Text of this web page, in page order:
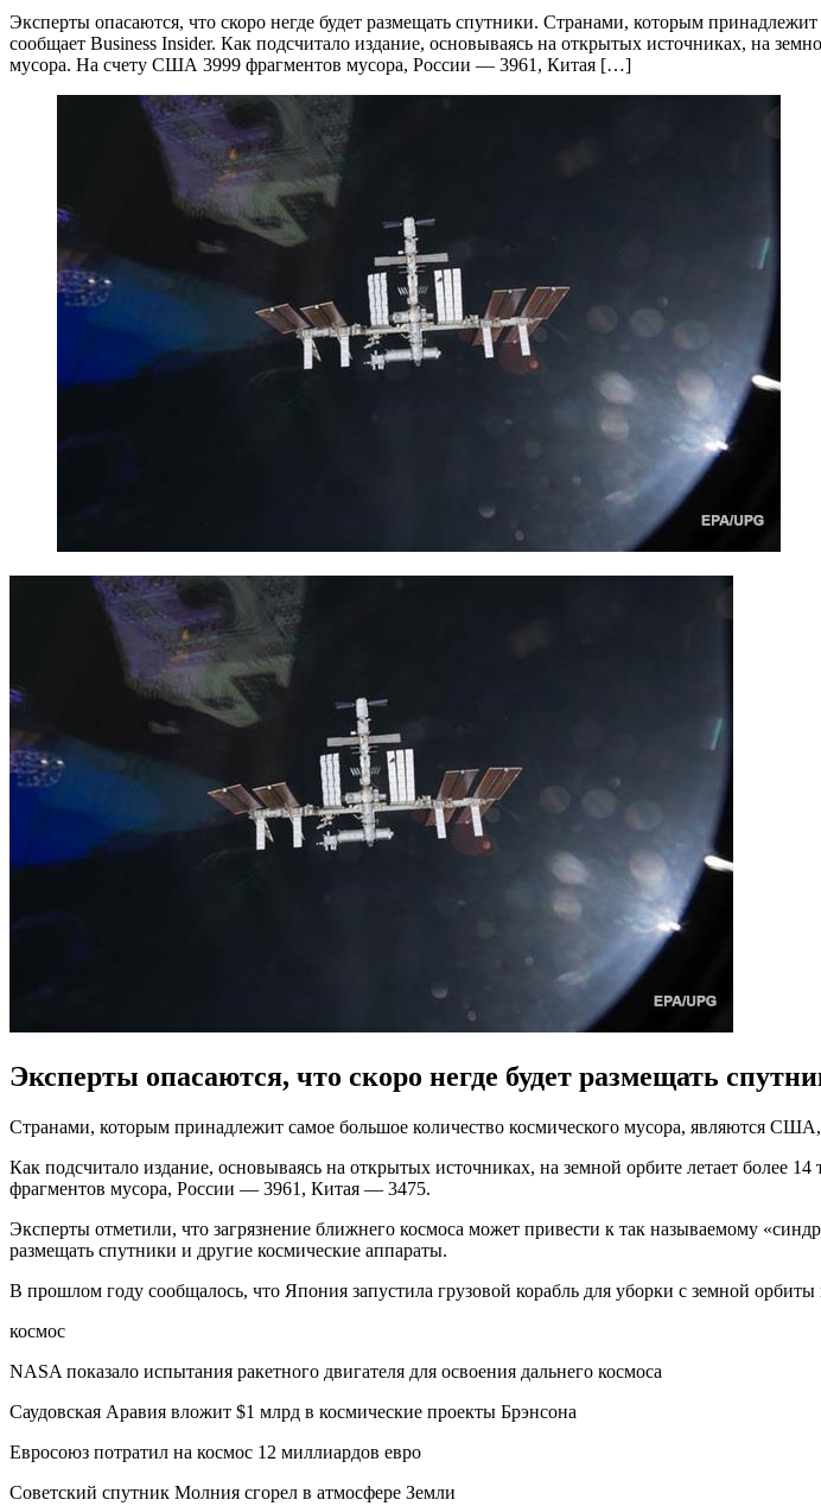
Эксперты опасаются, что скоро негде будет размещать спутники. Странами, которым
сообщает Business Insider. Как подсчитало издание, основываясь на открытых источниках, на
мусора. На счету США 3999 фрагментов мусора, России — 3961, Китая […]
Эксперты опасаются, что скоро негде будет размещать
Странами, которым принадлежит самое большое количество космического мусора, являются
Как подсчитало издание, основываясь на открытых источниках, на земной орбите летает
фрагментов мусора, России — 3961, Китая — 3475.
Эксперты отметили, что загрязнение ближнего космоса может привести к так называемому
размещать спутники и другие космические аппараты.
В прошлом году сообщалось, что Япония запустила грузовой корабль для уборки с земной орбиты
космос
NASA показало испытания ракетного двигателя для освоения дальнего космоса
Саудовская Аравия вложит $1 млрд в космические проекты Брэнсона
Евросоюз потратил на космос 12 миллиардов евро
Советский спутник Молния сгорел в атмосфере Земли